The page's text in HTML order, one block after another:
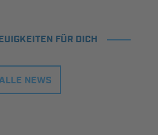
FÜR DICH
NEWS